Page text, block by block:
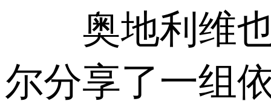
奥地利维也
尔分享了一组